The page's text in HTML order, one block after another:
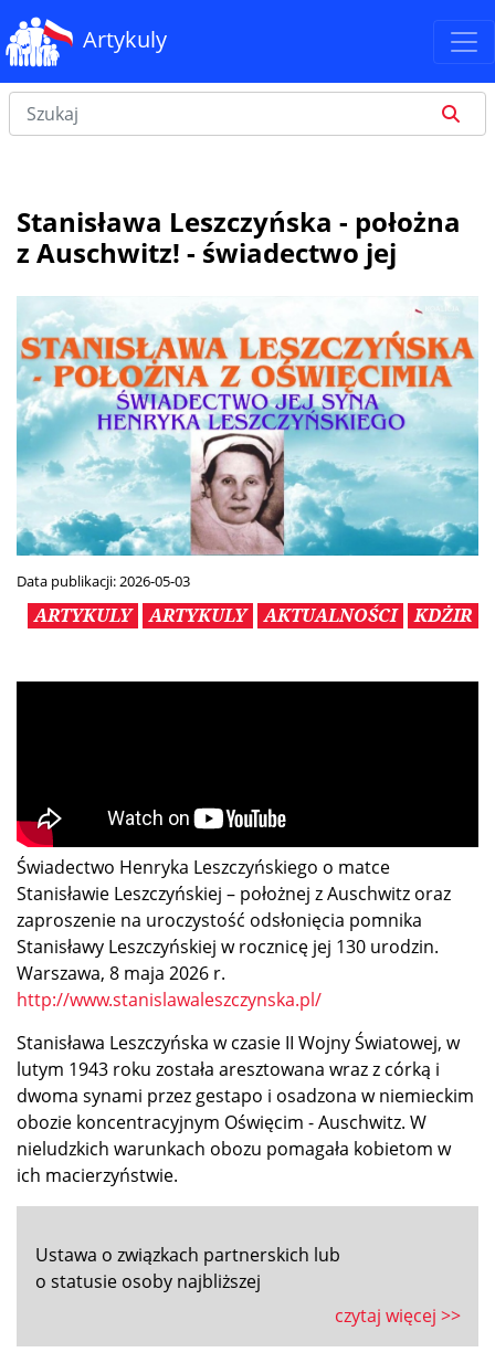
Artykuly
Stanisława Leszczyńska - położna
z Auschwitz! - świadectwo jej
Data publikacji:2026-05-03
ARTYKULY ARTYKULY AKTUALNOŚCI KDŻIR
Świadectwo Henryka Leszczyńskiego o matce
Stanisławie Leszczyńskiej – położnej z Auschwitz oraz
zaproszenie na uroczystość odsłonięcia pomnika
Stanisławy Leszczyńskiej w rocznicę jej 130 urodzin.
Warszawa, 8 maja 2026 r.
http://www.stanislawaleszczynska.pl/
Stanisława Leszczyńska w czasie II Wojny Światowej, w
lutym 1943 roku została aresztowana wraz z córką i
dwoma synami przez gestapo i osadzona w niemieckim
obozie koncentracyjnym Oświęcim - Auschwitz. W
nieludzkich warunkach obozu pomagała kobietom w
ich macierzyństwie.
Ustawa o związkach partnerskich lub
o statusie osoby najbliższej
czytaj więcej >>